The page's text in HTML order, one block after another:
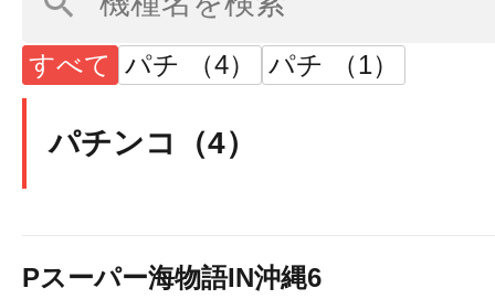
連日朝１０時
すべて パチ （4） パチ （1）
パチンコ（4）
Pスーパー海物語IN沖縄6